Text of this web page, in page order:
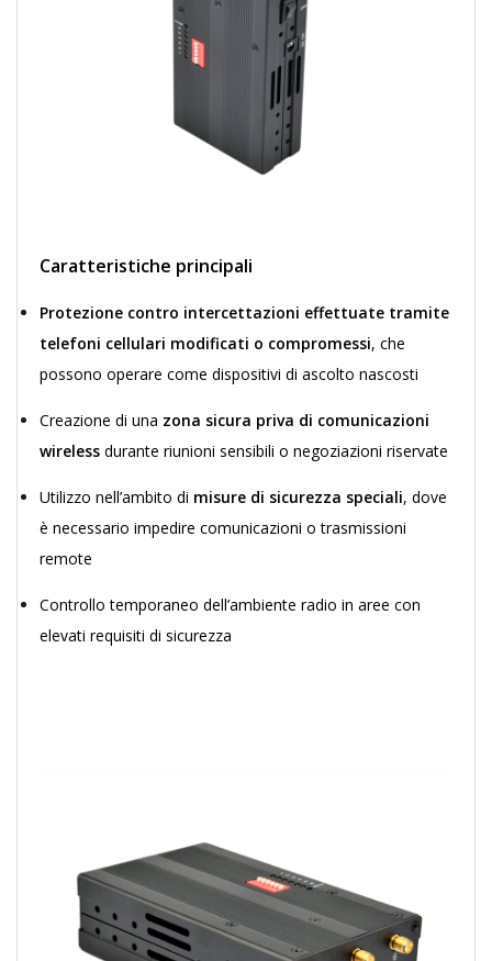
Caratteristiche principali
Protezione contro intercettazioni effettuate tramite
telefoni cellulari modificati o compromessi, che
possono operare come dispositivi di ascolto nascosti
Creazione di una zona sicura priva di comunicazioni
wireless durante riunioni sensibili o negoziazioni riservate
Utilizzo nell’ambito di misure di sicurezza speciali, dove
è necessario impedire comunicazioni o trasmissioni
remote
Controllo temporaneo dell’ambiente radio in aree con
elevati requisiti di sicurezza